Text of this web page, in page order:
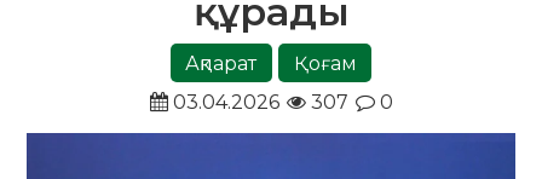
құрады
Ақпарат
Қоғам
03.04.2026
307 0